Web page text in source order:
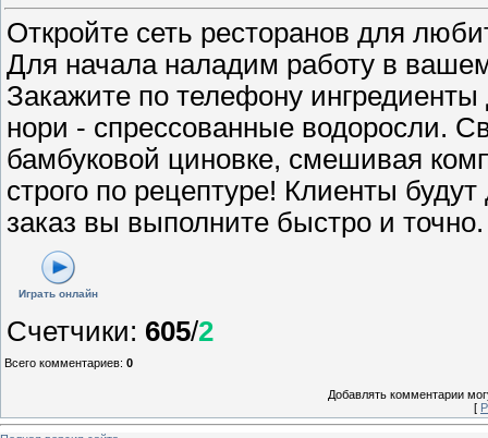
Откройте сеть ресторанов для
Для начала наладим работу в
Закажите по телефону
нори - спрессованные водоросли.
бамбуковой циновке, смешивая
строго по рецептуре! Клиенты
заказ вы выполните быстро и точно.
Играть онлайн
Счетчики: 605/2
Всего комментариев: 0
Добавлять комментарии
[